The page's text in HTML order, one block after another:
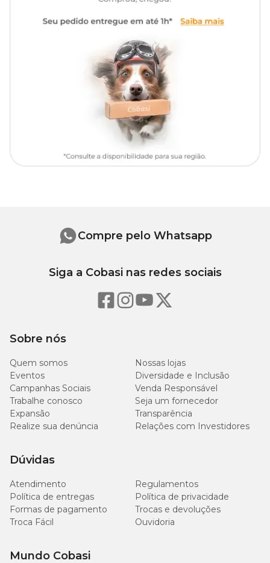
Dosagem
Foliar: 5ml para cada Litro de
água, Solo: 10ml para cada litro
Sobre nós
Quem somos
Nossas lojas
Eventos
Diversidade e Inclusão
Campanhas Sociais
Venda Responsável
Trabalhe conosco
Seja um fornecedor
Expansão
Transparência
Realize sua denúncia
Relações com Investidores
Dúvidas
Atendimento
Regulamentos
Política de entregas
Política de privacidade
Formas de pagamento
Trocas e devoluções
Troca Fácil
Ouvidoria
Mundo Cobasi
Compre pelo Whatsapp
Siga a Cobasi nas redes sociais